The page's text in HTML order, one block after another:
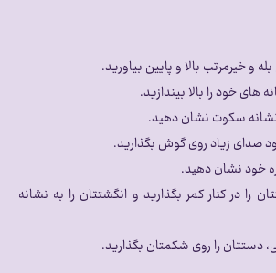
و خیرمرتب بالا و پایین بیاورید.
خود را بالا بیندازید.
نشانه سکوت نشان دهید.
صدای زیاد روی گوش بگذارید.
خود نشان دهید.
را در کنار کمر بگذارید و انگشتتان را به نشانه
دستتان را روی شکمتان بگذارید.